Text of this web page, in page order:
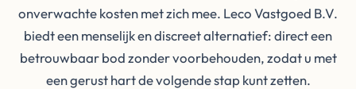
onverwachte kosten met zich mee. Leco Vastgoed B.V.
biedt een menselijk en discreet alternatief: direct een
betrouwbaar bod zonder voorbehouden, zodat u met
een gerust hart de volgende stap kunt zetten.